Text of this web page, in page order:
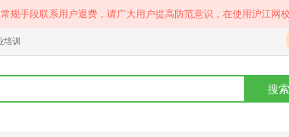
规手段联系用户退费，请广大用户提高防范意识，在使用沪江网
培训
搜索